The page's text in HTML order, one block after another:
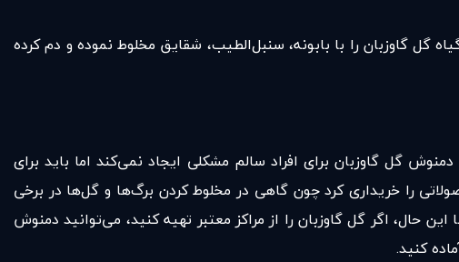
گاوزبان را با بابونه، سنبل‌الطیب، شقایق مخلوط نموده و دم کرده
گل گاوزبان برای افراد سالم مشکلی ایجاد نمی‌کند اما باید برای
را خریداری کرد چون گاهی در مخلوط کردن برگ‌ها و گل‌ها در برخی
اگر گل گاوزبان را از مراکز معتبر تهیه کنید، می‌توانید دمنوش